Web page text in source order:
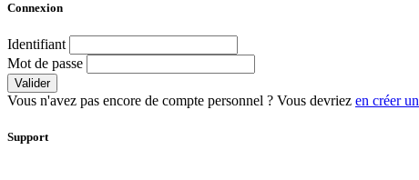
Connexion
Identifiant
Mot de passe
Valider
Vous n'avez pas encore de compte personnel ? Vous devriez en créer un
Support